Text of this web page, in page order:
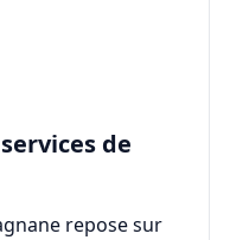
de
repose sur